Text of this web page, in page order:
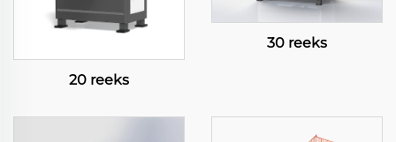
20 reeks
30 reeks